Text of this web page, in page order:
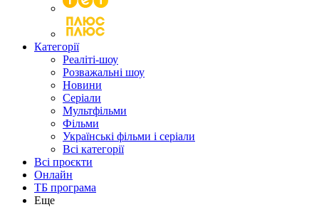
Категорії
Реаліті-шоу
Розважальні шоу
Новини
Серіали
Мультфільми
Фільми
Українські фільми і серіали
Всі категорії
Всі проєкти
Онлайн
ТБ програма
Еще